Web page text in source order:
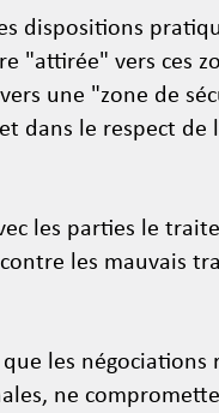
dispositions
"attirée" vers ces
une "zone de
dans le respect de
les parties le
les mauvais
les
ne